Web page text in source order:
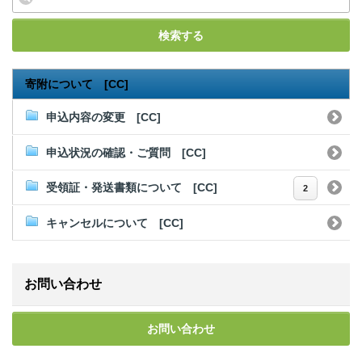
検索する
寄附について [CC]
申込内容の変更 [CC]
申込状況の確認・ご質問 [CC]
受領証・発送書類について [CC] 2
キャンセルについて [CC]
お問い合わせ
お問い合わせ